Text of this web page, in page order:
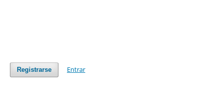
Registrarse Entrar